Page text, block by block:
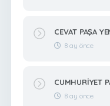
CEVAT PAŞA
8 ay önce
CUMHURİYET
8 ay önce